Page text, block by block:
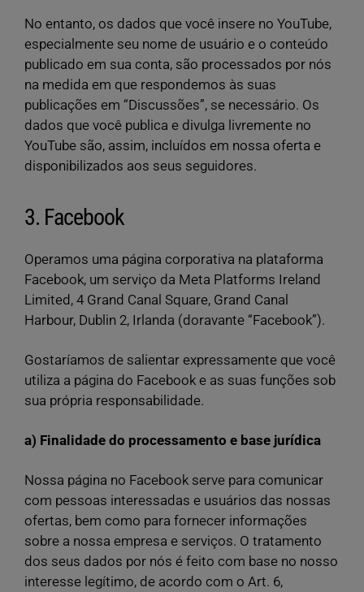
No entanto, os dados que você insere no YouTube,
especialmente seu nome de usuário e o conteúdo
publicado em sua conta, são processados por nós
na medida em que respondemos às suas
publicações em “Discussões”, se necessário. Os
dados que você publica e divulga livremente no
YouTube são, assim, incluídos em nossa oferta e
disponibilizados aos seus seguidores.
3. Facebook
Operamos uma página corporativa na plataforma
Facebook, um serviço da Meta Platforms Ireland
Limited, 4 Grand Canal Square, Grand Canal
Harbour, Dublin 2, Irlanda (doravante “Facebook”).
Gostaríamos de salientar expressamente que você
utiliza a página do Facebook e as suas funções sob
sua própria responsabilidade.
a) Finalidade do processamento e base jurídica
Nossa página no Facebook serve para comunicar
com pessoas interessadas e usuários das nossas
ofertas, bem como para fornecer informações
sobre a nossa empresa e serviços. O tratamento
dos seus dados por nós é feito com base no nosso
interesse legítimo, de acordo com o Art. 6,